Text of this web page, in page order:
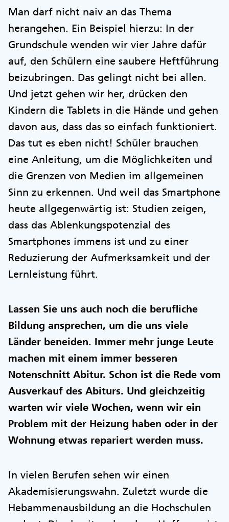
Man darf nicht naiv an das Thema
herangehen. Ein Beispiel hierzu: In der
Grundschule wenden wir vier Jahre dafür
auf, den Schülern eine saubere Heftführung
beizubringen. Das gelingt nicht bei allen.
Und jetzt gehen wir her, drücken den
Kindern die Tablets in die Hände und gehen
davon aus, dass das so einfach funktioniert.
Das tut es eben nicht! Schüler brauchen
eine Anleitung, um die Möglichkeiten und
die Grenzen von Medien im allgemeinen
Sinn zu erkennen. Und weil das Smartphone
heute allgegenwärtig ist: Studien zeigen,
dass das Ablenkungspotenzial des
Smartphones immens ist und zu einer
Reduzierung der Aufmerksamkeit und der
Lernleistung führt.
Lassen Sie uns auch noch die berufliche
Bildung ansprechen, um die uns viele
Länder beneiden. Immer mehr junge Leute
machen mit einem immer besseren
Notenschnitt Abitur. Schon ist die Rede vom
Ausverkauf des Abiturs. Und gleichzeitig
warten wir viele Wochen, wenn wir ein
Problem mit der Heizung haben oder in der
Wohnung etwas repariert werden muss.
In vielen Berufen sehen wir einen
Akademisierungswahn. Zuletzt wurde die
Hebammenausbildung an die Hochschulen